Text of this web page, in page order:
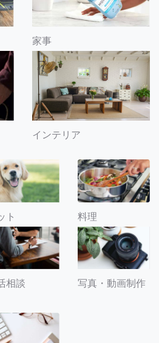
家事
インテリア
ト 料理
相談 写真・動画制作